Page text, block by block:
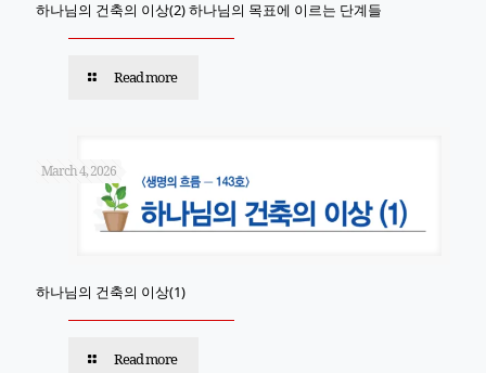
하나님의 건축의 이상(2) 하나님의 목표에 이르는 단계들
Read more
March 4, 2026
하나님의 건축의 이상(1)
Read more